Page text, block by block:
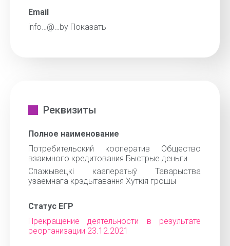
Email
info…@…by Показать
Реквизиты
Полное наименование
Потребительский кооператив Общество
взаимного кредитования Быстрые деньги
Спажывецкі кааператыў Таварыства
узаемнага крэдытавання Хуткія грошы
Статус ЕГР
Прекращение деятельности в результате
реорганизации 23.12.2021